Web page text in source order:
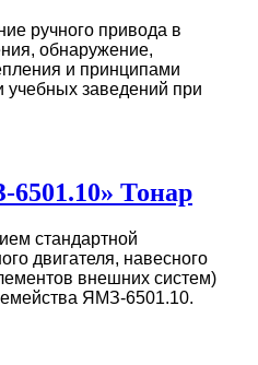
ручного привода в
обнаружение,
и принципами
учебных заведений при
Тонар
стандартной
двигателя, навесного
внешних систем)
ЯМЗ-6501.10.